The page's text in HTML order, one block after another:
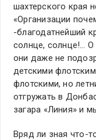
шахтерского края
«Организации
-благодатнейший
солнце, солнце!…
они даже не
детскими
флотскими, но
отгружать в
загара «Линия» и
Вряд ли зная что-